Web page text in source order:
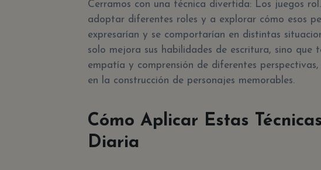
Cerramos con una técnica divertida: Los juegos
adoptar diferentes roles y a explorar cómo esos
expresarían y se comportarían en distintas
solo mejora sus habilidades de escritura, sino que
empatía y comprensión de diferentes perspectivas,
en la construcción de personajes memorables.
Cómo Aplicar Estas
Diaria